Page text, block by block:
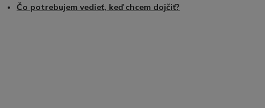
Čo potrebujem vedieť, keď chcem dojčiť?